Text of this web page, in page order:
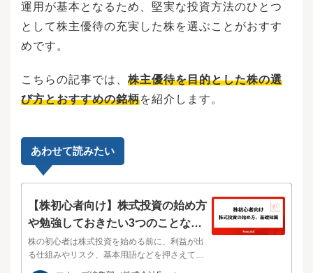
運用が基本となるため、堅実な投資方法のひとつ
として株主優待の充実した株を選ぶことがおすす
めです。
こちらの記事では、 株主優待を目的とした株の選
び方とおすすめの銘柄を紹介します。
あわせて読みたい
【株初心者向け】株式投資の始め方
や勉強しておきたい3つのことなど
を解説
株の初心者は株式投資を始める前に、利益が出
る仕組みやリスク、基本用語などを押さえてお
く必要があります。株の初心者が知っておくべ